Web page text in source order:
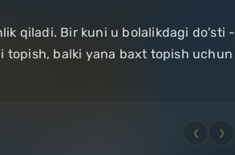
qiladi. Bir kuni u bolalikdagi do'sti -
topish, balki yana baxt topish uchun
❮ ❯